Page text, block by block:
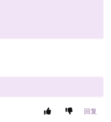
回复